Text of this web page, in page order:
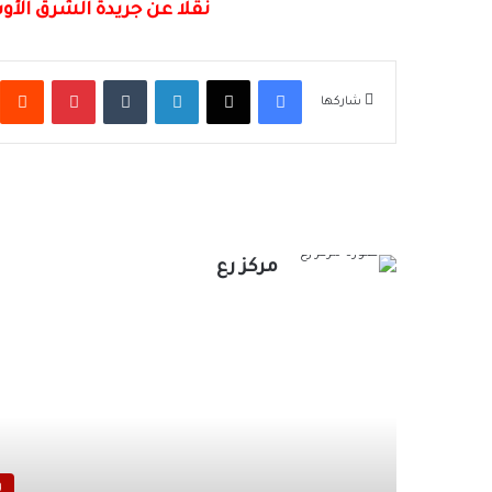
نقلا عن جريدة الشرق
شاركها
فيسبوك‫X لينكدإن بينتيريست
مركز رع